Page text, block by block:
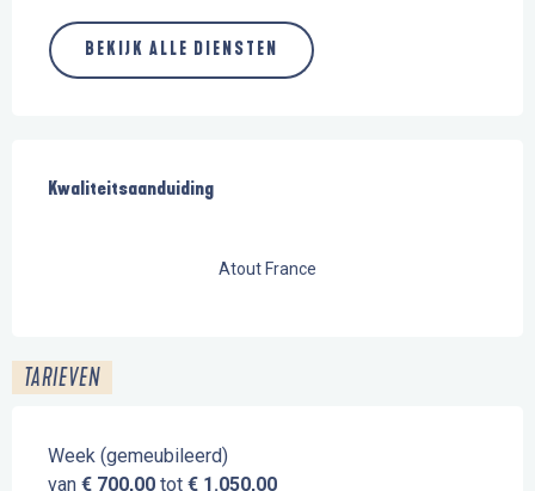
BEKIJK ALLE DIENSTEN
Kwaliteitsaanduiding
Kwaliteitsaanduiding
Atout France
TARIEVEN
Week (gemeubileerd)
van € 700,00 tot € 1.050,00